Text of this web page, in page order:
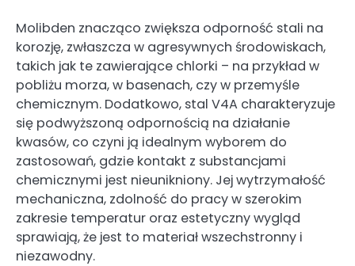
Molibden znacząco zwiększa odporność stali na
korozję, zwłaszcza w agresywnych środowiskach,
takich jak te zawierające chlorki – na przykład w
pobliżu morza, w basenach, czy w przemyśle
chemicznym. Dodatkowo, stal V4A charakteryzuje
się podwyższoną odpornością na działanie
kwasów, co czyni ją idealnym wyborem do
zastosowań, gdzie kontakt z substancjami
chemicznymi jest nieunikniony. Jej wytrzymałość
mechaniczna, zdolność do pracy w szerokim
zakresie temperatur oraz estetyczny wygląd
sprawiają, że jest to materiał wszechstronny i
niezawodny.